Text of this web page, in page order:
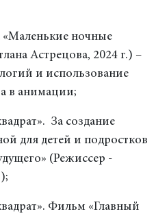
«Маленькие ночные
Астрецова, 2024 г.) –
и использование
в анимации;
За создание
для детей и подростков
(Режиссер -
Фильм «Главный